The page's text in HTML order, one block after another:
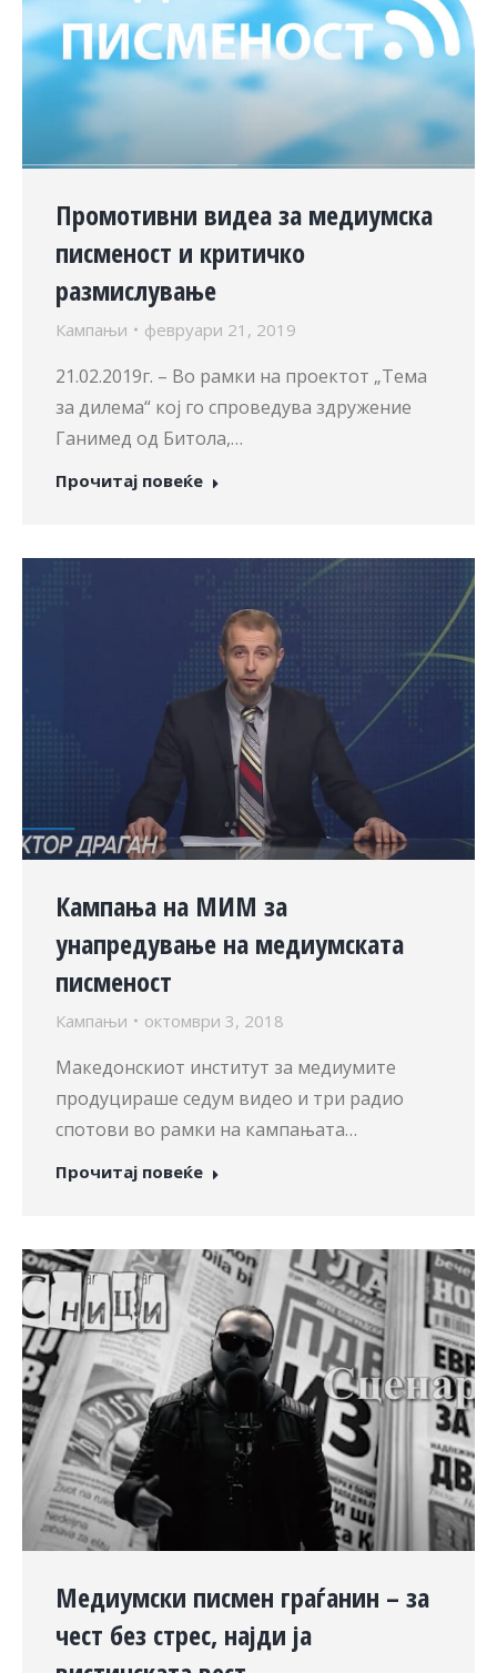
Промотивни видеа за медиумска
писменост и критичко
размислување
Кампањи февруари 21, 2019
21.02.2019г. – Во рамки на проектот „Тема
за дилема“ кој го спроведува здружение
Ганимед од Битола,…
Прочитај повеќе
Кампања на МИМ за
унапредување на медиумската
писменост
Кампањи октомври 3, 2018
Македонскиот институт за медиумите
продуцираше седум видео и три радио
спотови во рамки на кампањата…
Прочитај повеќе
Медиумски писмен граѓанин – за
чест без стрес, најди ја